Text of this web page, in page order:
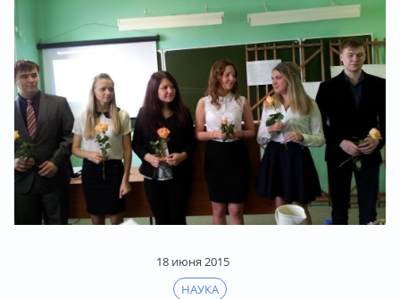
18 июня 2015
НАУКА